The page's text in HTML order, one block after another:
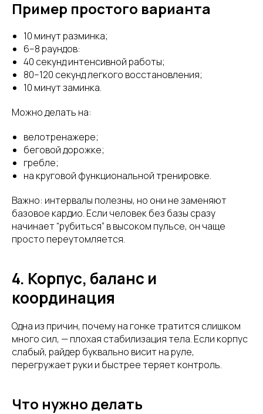
Пример простого варианта
10 минут разминка;
6–8 раундов:
40 секунд интенсивной работы;
80–120 секунд легкого восстановления;
10 минут заминка.
Можно делать на:
велотренажере;
беговой дорожке;
гребле;
на круговой функциональной тренировке.
Важно: интервалы полезны, но они не заменяют
базовое кардио. Если человек без базы сразу
начинает “рубиться” в высоком пульсе, он чаще
просто переутомляется.
4. Корпус, баланс и
координация
Одна из причин, почему на гонке тратится слишком
много сил, — плохая стабилизация тела. Если корпус
слабый, райдер буквально висит на руле,
перегружает руки и быстрее теряет контроль.
Что нужно делать